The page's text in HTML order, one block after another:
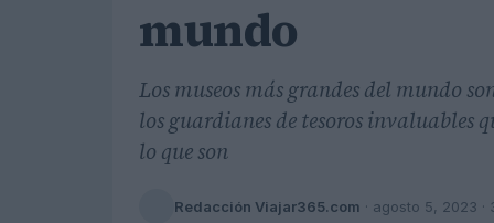
mundo
Los museos más grandes del mundo
los guardianes de tesoros invaluables
lo que son
Redacción Viajar365.com · agosto 5, 2023 ·